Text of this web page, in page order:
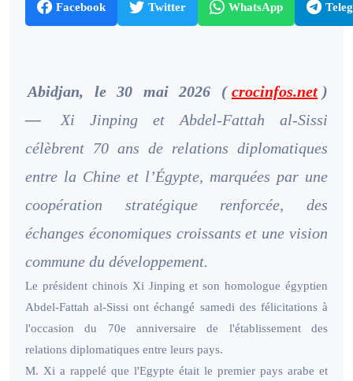
Facebook Twitter WhatsApp
Abidjan, le 30 mai 2026 ( crocinfos.net )
—
Xi Jinping et Abdel-Fattah al-Sissi
célèbrent 70 ans de relations diplomatiques
entre la Chine et l’Égypte, marquées par une
coopération stratégique renforcée, des
échanges économiques croissants et une vision
commune du développement.
Le président chinois Xi Jinping et son homologue égyptien
Abdel-Fattah al-Sissi ont échangé samedi des félicitations à
l'occasion du 70e anniversaire de l'établissement des
relations diplomatiques entre leurs pays.
M. Xi a rappelé que l'Egypte était le premier pays arabe et